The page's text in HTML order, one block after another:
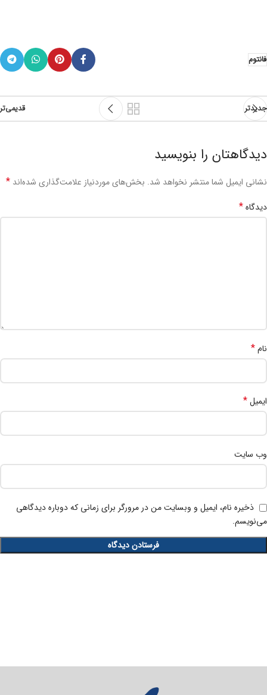
فانتوم
جدیدتر قدیمی‌تر
دیدگاهتان را بنویسید
نشانی ایمیل شما منتشر نخواهد شد. بخش‌های موردنیاز علامت‌گذاری شده‌اند *
دیدگاه*
نام*
ایمیل*
وب‌ سایت
ذخیره نام، ایمیل و وبسایت من در مرورگر برای زمانی که دوباره دیدگاهی
می‌نویسم.